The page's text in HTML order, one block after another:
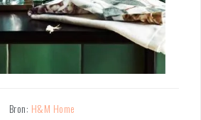
Bron: H&M Home